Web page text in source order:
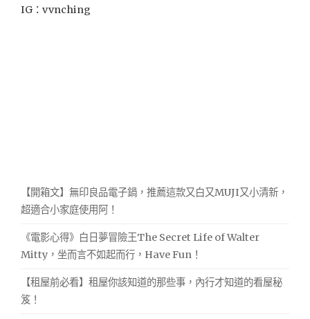
IG：vvnching
【開箱文】無印良品電子鍋，推薦這款又白又MUJI又小清新，
超適合小家庭使用阿！
《電影心得》白日夢冒險王The Secret Life of Walter
Mitty，坐而言不如起而行，Have Fun！
【租屋前必看】租屋你該知道的那些事，內行才知道的看屋秘
笈！